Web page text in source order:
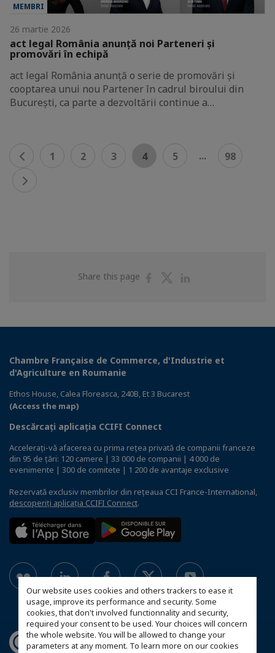
Our website uses cookies and others trackers to ease it
usage, improve its performance and security. Some
cookies, that don't involved functionnality and security,
required your consent to be used. Your choices will concern
the whole website. You will be allowed to change your
parameters at any moment. To learn more on our cookies
MEMBRI
26 martie 2026
act legal România anunță noi Parteneri și
promovări în echipă
act legal România anunță o serie de promovări și
cooptarea unui nou Partener în cadrul biroului din
București, ca parte a dezvoltării continue a…
1 2 3 4 5 ... 98
Share this page
ShareShare
Chambre Française de Commerce, d'Industrie et
d'Agriculture en Roumanie
Ethos House, Calea Floreasca, 240B, Et 3 Bucarest
(Access the map)
Descărcați aplicația CCIFI Connect
Accelerați-vă afacerea cu prima rețea privată de companii franceze
din 95 de țări: 120 camere | 33 000 de companii | 4 000 de
evenimente | 300 de comitete | 1 200 de avantaje exclusive
Rezervată exclusiv membrilor din rețeaua CCI France-International,
descoperiți aplicația CCIFI Connect.